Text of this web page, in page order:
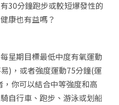
30分鐘跑步或較短爆發性的
康也有益嗎？
每星期目標最低中度有氧運動
)，或者強度運動75分鐘(運
你可以結合中等強度和高
自行車、跑步、游泳或划船